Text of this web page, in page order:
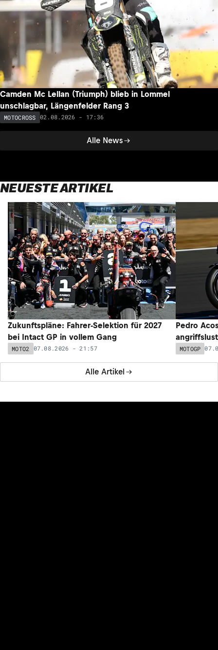
Alle News
Camden Mc Lellan (Triumph) blieb in Lommel
unschlagbar, Längenfelder Rang 3
MOTOCROSS 02.08.2026 - 17:36
NEUESTE ARTIKEL
Alle Artikel
Zukunftspläne: Fahrer-Selektion für 2027
bei Intact GP in vollem Gang
MOTO2 07.08.2026 - 21:57
Pedro
MOTOGP